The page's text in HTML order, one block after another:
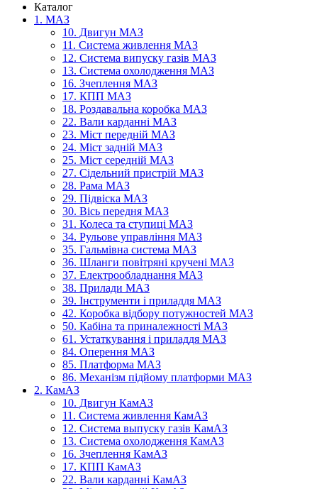
Каталог
1. МАЗ
10. Двигун МАЗ
11. Система живлення МАЗ
12. Система випуску газів МАЗ
13. Система охолодження МАЗ
16. Зчеплення МАЗ
17. КПП МАЗ
18. Роздавальна коробка МАЗ
22. Вали карданні МАЗ
23. Міст передній МАЗ
24. Міст задній МАЗ
25. Міст середній МАЗ
27. Сідельний пристрій МАЗ
28. Рама МАЗ
29. Підвіска МАЗ
30. Вісь передня МАЗ
31. Колеса та ступиці МАЗ
34. Рульове управління МАЗ
35. Гальмівна система МАЗ
36. Шланги повітряні кручені МАЗ
37. Електрообладнання МАЗ
38. Прилади МАЗ
39. Інструменти і приладдя МАЗ
42. Коробка відбору потужностей МАЗ
50. Кабіна та приналежності МАЗ
61. Устаткування і приладдя МАЗ
84. Оперення МАЗ
85. Платформа МАЗ
86. Механізм підйому платформи МАЗ
2. КамАЗ
10. Двигун КамАЗ
11. Система живлення КамАЗ
12. Система выпуску газів КамАЗ
13. Система охолодження КамАЗ
16. Зчеплення КамАЗ
17. КПП КамАЗ
22. Вали карданні КамАЗ